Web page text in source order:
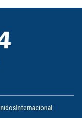
Internacional